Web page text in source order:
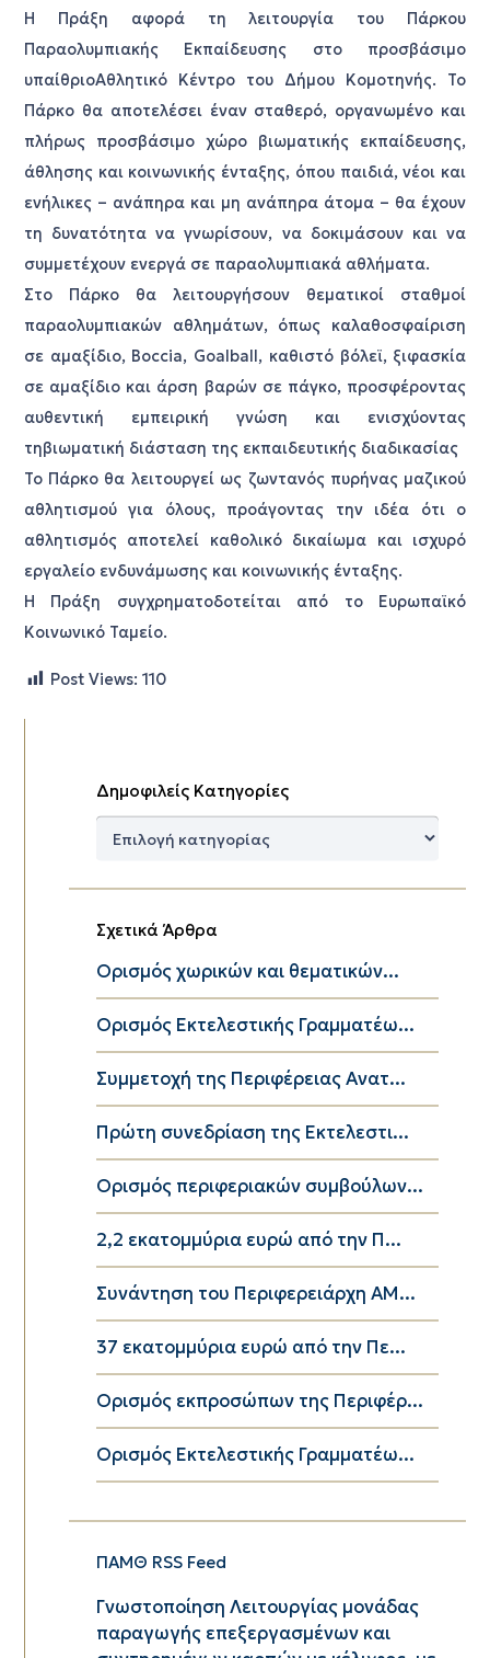
Η Πράξη αφορά τη λειτουργία του Πάρκου
Παραολυμπιακής Εκπαίδευσης στο προσβάσιμο
υπαίθριοΑθλητικό Κέντρο του Δήμου Κομοτηνής. Το
Πάρκο θα αποτελέσει έναν σταθερό, οργανωμένο και
πλήρως προσβάσιμο χώρο βιωματικής εκπαίδευσης,
άθλησης και κοινωνικής ένταξης, όπου παιδιά, νέοι και
ενήλικες – ανάπηρα και μη ανάπηρα άτομα – θα έχουν
τη δυνατότητα να γνωρίσουν, να δοκιμάσουν και να
συμμετέχουν ενεργά σε παραολυμπιακά αθλήματα.
Στο Πάρκο θα λειτουργήσουν θεματικοί σταθμοί
παραολυμπιακών αθλημάτων, όπως καλαθοσφαίριση
σε αμαξίδιο, Boccia, Goalball, καθιστό βόλεϊ, ξιφασκία
σε αμαξίδιο και άρση βαρών σε πάγκο, προσφέροντας
αυθεντική εμπειρική γνώση και ενισχύοντας
τηβιωματική διάσταση της εκπαιδευτικής διαδικασίας
Το Πάρκο θα λειτουργεί ως ζωντανός πυρήνας μαζικού
αθλητισμού για όλους, προάγοντας την ιδέα ότι ο
αθλητισμός αποτελεί καθολικό δικαίωμα και ισχυρό
εργαλείο ενδυνάμωσης και κοινωνικής ένταξης.
Η Πράξη συγχρηματοδοτείται από το Ευρωπαϊκό
Κοινωνικό Ταμείο.
Post Views: 110
Δημοφιλείς Κατηγορίες
Δημοφιλείς
Σχετικά Άρθρα
Ορισμός χωρικών και θεματικών...
Ορισμός Εκτελεστικής Γραμματέω...
Συμμετοχή της Περιφέρειας Ανατ...
Πρώτη συνεδρίαση της Εκτελεστι...
Ορισμός περιφεριακών συμβούλων...
2,2 εκατομμύρια ευρώ από την Π...
Συνάντηση του Περιφερειάρχη ΑΜ...
37 εκατομμύρια ευρώ από την Πε...
Ορισμός εκπροσώπων της Περιφέρ...
Ορισμός Εκτελεστικής Γραμματέω...
ΠΑΜΘ RSS Feed
Γνωστοποίηση Λειτουργίας μονάδας
παραγωγής επεξεργασμένων και